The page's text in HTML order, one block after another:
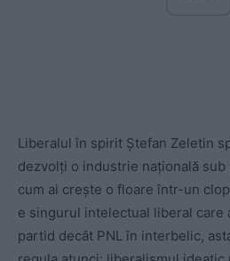
Liberalul în spirit Ștefan Zeletin
dezvolți o industrie națională
cum ai crește o floare într-un
e singurul intelectual liberal care
partid decât PNL în interbelic,